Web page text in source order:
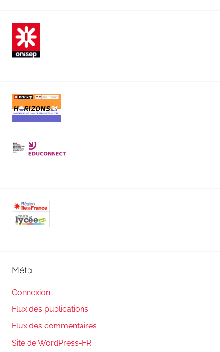
Méta
Connexion
Flux des publications
Flux des commentaires
Site de WordPress-FR